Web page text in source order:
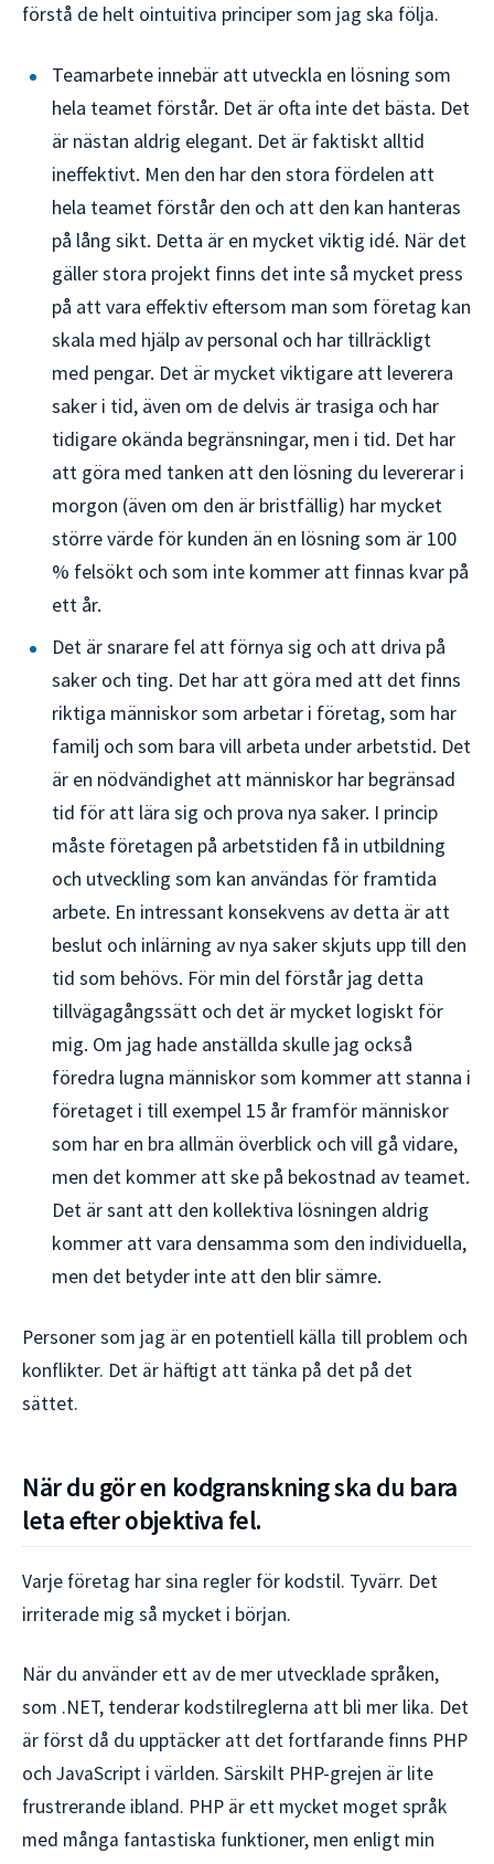
förstå de helt ointuitiva principer som jag ska följa.
Teamarbete innebär att utveckla en lösning som
hela teamet förstår. Det är ofta inte det bästa. Det
är nästan aldrig elegant. Det är faktiskt alltid
ineffektivt. Men den har den stora fördelen att
hela teamet förstår den och att den kan hanteras
på lång sikt. Detta är en mycket viktig idé. När det
gäller stora projekt finns det inte så mycket press
på att vara effektiv eftersom man som företag kan
skala med hjälp av personal och har tillräckligt
med pengar. Det är mycket viktigare att leverera
saker i tid, även om de delvis är trasiga och har
tidigare okända begränsningar, men i tid. Det har
att göra med tanken att den lösning du levererar i
morgon (även om den är bristfällig) har mycket
större värde för kunden än en lösning som är 100
% felsökt och som inte kommer att finnas kvar på
ett år.
Det är snarare fel att förnya sig och att driva på
saker och ting. Det har att göra med att det finns
riktiga människor som arbetar i företag, som har
familj och som bara vill arbeta under arbetstid. Det
är en nödvändighet att människor har begränsad
tid för att lära sig och prova nya saker. I princip
måste företagen på arbetstiden få in utbildning
och utveckling som kan användas för framtida
arbete. En intressant konsekvens av detta är att
beslut och inlärning av nya saker skjuts upp till den
tid som behövs. För min del förstår jag detta
tillvägagångssätt och det är mycket logiskt för
mig. Om jag hade anställda skulle jag också
föredra lugna människor som kommer att stanna i
företaget i till exempel 15 år framför människor
som har en bra allmän överblick och vill gå vidare,
men det kommer att ske på bekostnad av teamet.
Det är sant att den kollektiva lösningen aldrig
kommer att vara densamma som den individuella,
men det betyder inte att den blir sämre.
Personer som jag är en potentiell källa till problem och
konflikter. Det är häftigt att tänka på det på det
sättet.
När du gör en kodgranskning ska du bara
leta efter objektiva fel.
Varje företag har sina regler för kodstil. Tyvärr. Det
irriterade mig så mycket i början.
När du använder ett av de mer utvecklade språken,
som .NET, tenderar kodstilreglerna att bli mer lika. Det
är först då du upptäcker att det fortfarande finns PHP
och JavaScript i världen. Särskilt PHP-grejen är lite
frustrerande ibland. PHP är ett mycket moget språk
med många fantastiska funktioner, men enligt min